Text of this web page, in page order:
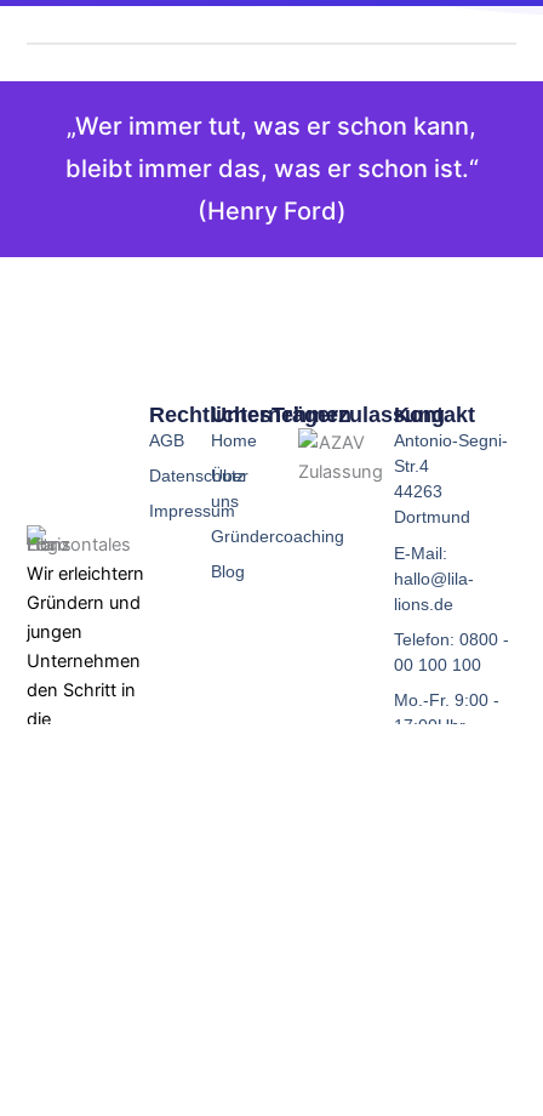
„Wer immer tut, was er schon kann,
bleibt immer das, was er schon ist.“
(Henry Ford)
Unternehmen
Home
Über
uns
Gründercoaching
Blog
Rechtliches
AGB
Datenschutz
Impressum
Kontakt
Antonio-Segni-
Str.4
44263
Dortmund
E-Mail:
hallo@lila-
lions.de
Telefon: 0800 -
00 100 100
Mo.-Fr. 9:00 -
17:00Uhr
Trägerzulassung
Wir erleichtern
Gründern und
jungen
Unternehmen
den Schritt in
die